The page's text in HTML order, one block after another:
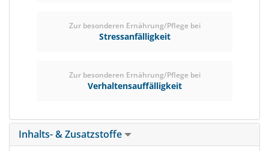
Zur besonderen Ernährung/Pflege bei
Stressanfälligkeit
Zur besonderen Ernährung/Pflege bei
Verhaltensauffälligkeit
Inhalts- & Zusatzstoffe